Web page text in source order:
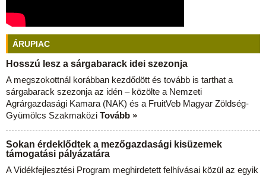
ÁRUPIAC
Hosszú lesz a sárgabarack idei szezonja
A megszokottnál korábban kezdődött és tovább is tarthat a
sárgabarack szezonja az idén – közölte a Nemzeti
Agrárgazdasági Kamara (NAK) és a FruitVeb Magyar Zöldség-
Gyümölcs Szakmaközi Tovább »
Sokan érdeklődtek a mezőgazdasági kisüzemek
támogatási pályázatára
A Vidékfejlesztési Program meghirdetett felhívásai közül az egyik